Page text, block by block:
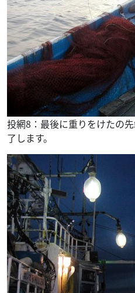
投網8：最後に重りをけたの
了します。